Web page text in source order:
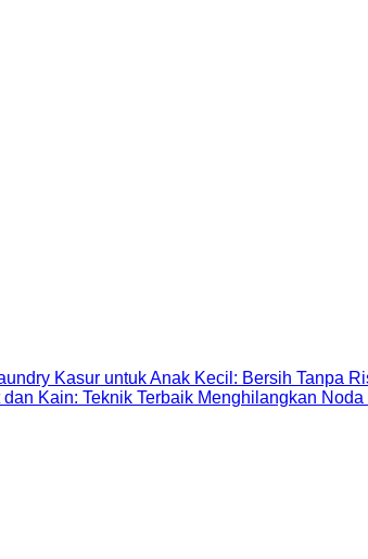
Kasur untuk Anak Kecil: Bersih Tanpa
Kain: Teknik Terbaik Menghilangkan Noda